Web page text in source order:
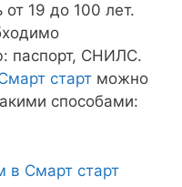
19 до 100 лет.
паспорт, СНИЛС.
старт можно
способами:
в Смарт старт